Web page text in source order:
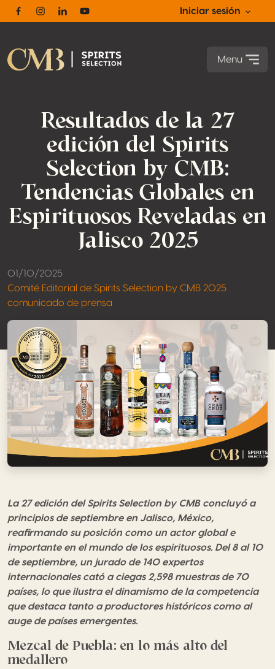
FacebookInstagram
LinkedinYoutube
Iniciar sesión
Menu
Resultados de la 27
edición del Spirits
Selection by CMB:
Tendencias Globales en
Espirituosos Reveladas en
Jalisco 2025
01/10/2025
Comité Editorial de Spirits Selection by CMB 2025
comunicado de prensa
La 27 edición del Spirits Selection by CMB concluyó a
principios de septiembre en Jalisco, México,
reafirmando su posición como un actor global e
importante en el mundo de los espirituosos. Del 8 al 10
de septiembre, un jurado de 140 expertos
internacionales cató a ciegas 2,598 muestras de 70
países, lo que ilustra el dinamismo de la competencia
que destaca tanto a productores históricos como al
auge de países emergentes.
Mezcal de Puebla: en lo más alto del
medallero